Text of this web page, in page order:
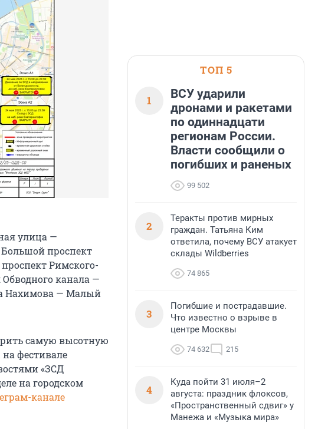
улица —
проспект
Римского-
канала —
Нахимова — Малый
самую высотную
на фестивале
«ЗСД
на городском
канале
ТОП 5
1
ВСУ ударили
дронами и ракетами
по одиннадцати
регионам России.
Власти сообщили о
погибших и раненых
99 502
2
Теракты против мирных
граждан. Татьяна Ким
ответила, почему ВСУ атакует
склады Wildberries
74 865
3
Погибшие и пострадавшие.
Что известно о взрыве в
центре Москвы
74 632 215
4
Куда пойти 31 июля–2
августа: праздник флоксов,
«Пространственный сдвиг» у
Манежа и «Музыка мира»